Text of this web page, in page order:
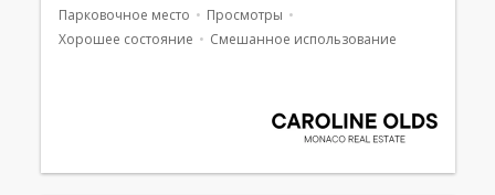
Парковочное место
Просмотры
Хорошее состояние
Смешанное использование